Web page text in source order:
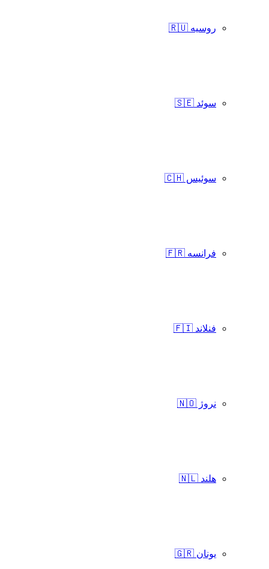
روسیه 🇷🇺
سوئد 🇸🇪
سوئیس 🇨🇭
فرانسه 🇫🇷
فنلاند 🇫🇮
نروژ 🇳🇴
هلند 🇳🇱
یونان 🇬🇷